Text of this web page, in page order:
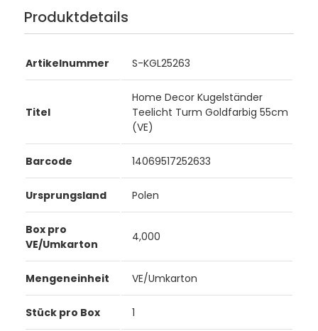
Produktdetails
Artikelnummer S-KGL25263
Titel
Home Decor Kugelständer
Teelicht Turm Goldfarbig 55cm
(VE)
Barcode 14069517252633
Ursprungsland Polen
Box pro
VE/Umkarton
4,000
Mengeneinheit VE/Umkarton
Stück pro Box 1